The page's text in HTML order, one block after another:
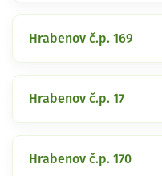
Hrabenov č.p. 169
Hrabenov č.p. 17
Hrabenov č.p. 170